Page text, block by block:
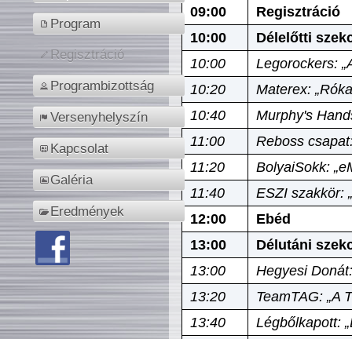
Program
Regisztráció
Programbizottság
Versenyhelyszín
Kapcsolat
Galéria
Eredmények
09:00
Regisztráció
10:00
Délelőtti
10:00
Legorockers:
10:20
Materex:
10:40
Murphy's
11:00
Reboss
11:20
BolyaiSokk:
11:40
ESZI szakkör:
12:00
Ebéd
13:00
Délutáni
13:00
Hegyesi
13:20
TeamTAG: „A
13:40
Légbőlkapott: